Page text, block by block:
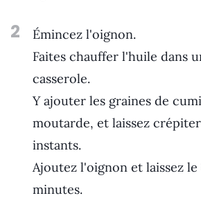
2
Émincez l'oignon.
Faites chauffer l'huile dans
casserole.
Y ajouter les graines de
moutarde, et laissez
instants.
Ajoutez l'oignon et laissez
minutes.